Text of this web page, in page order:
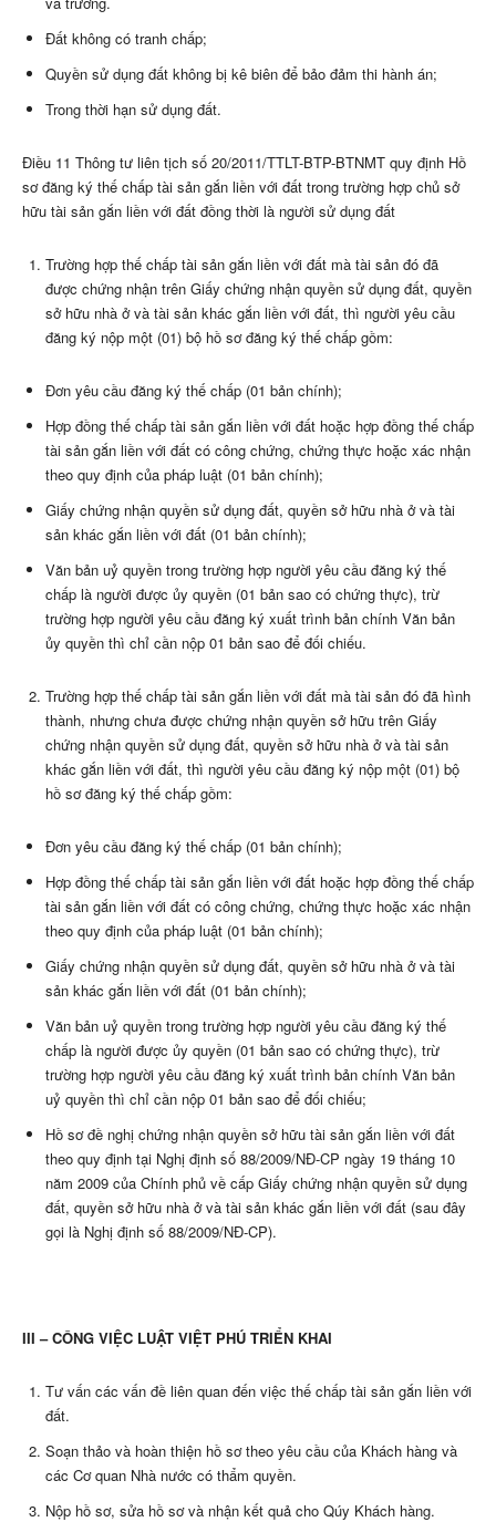
Đất không có tranh chấp;
Quyền sử dụng đất không bị kê biên để bảo đảm thi hành án;
Trong thời hạn sử dụng đất.
Điều 11 Thông tư liên tịch số 20/2011/TTLT-BTP-BTNMT quy định Hồ
sơ đăng ký thế chấp tài sản gắn liền với đất trong trường hợp chủ sở
hữu tài sản gắn liền với đất đồng thời là người sử dụng đất
Trường hợp thế chấp tài sản gắn liền với đất mà tài sản đó đã
được chứng nhận trên Giấy chứng nhận quyền sử dụng đất, quyền
sở hữu nhà ở và tài sản khác gắn liền với đất, thì người yêu cầu
đăng ký nộp một (01) bộ hồ sơ đăng ký thế chấp gồm:
Đơn yêu cầu đăng ký thế chấp (01 bản chính);
Hợp đồng thế chấp tài sản gắn liền với đất hoặc hợp đồng thế chấp
tài sản gắn liền với đất có công chứng, chứng thực hoặc xác nhận
theo quy định của pháp luật (01 bản chính);
Giấy chứng nhận quyền sử dụng đất, quyền sở hữu nhà ở và tài
sản khác gắn liền với đất (01 bản chính);
Văn bản uỷ quyền trong trường hợp người yêu cầu đăng ký thế
chấp là người được ủy quyền (01 bản sao có chứng thực), trừ
trường hợp người yêu cầu đăng ký xuất trình bản chính Văn bản
ủy quyền thì chỉ cần nộp 01 bản sao để đối chiếu.
Trường hợp thế chấp tài sản gắn liền với đất mà tài sản đó đã hình
thành, nhưng chưa được chứng nhận quyền sở hữu trên Giấy
chứng nhận quyền sử dụng đất, quyền sở hữu nhà ở và tài sản
khác gắn liền với đất, thì người yêu cầu đăng ký nộp một (01) bộ
hồ sơ đăng ký thế chấp gồm:
Đơn yêu cầu đăng ký thế chấp (01 bản chính);
Hợp đồng thế chấp tài sản gắn liền với đất hoặc hợp đồng thế chấp
tài sản gắn liền với đất có công chứng, chứng thực hoặc xác nhận
theo quy định của pháp luật (01 bản chính);
Giấy chứng nhận quyền sử dụng đất, quyền sở hữu nhà ở và tài
sản khác gắn liền với đất (01 bản chính);
Văn bản uỷ quyền trong trường hợp người yêu cầu đăng ký thế
chấp là người được ủy quyền (01 bản sao có chứng thực), trừ
trường hợp người yêu cầu đăng ký xuất trình bản chính Văn bản
uỷ quyền thì chỉ cần nộp 01 bản sao để đối chiếu;
Hồ sơ đề nghị chứng nhận quyền sở hữu tài sản gắn liền với đất
theo quy định tại Nghị định số 88/2009/NĐ-CP ngày 19 tháng 10
năm 2009 của Chính phủ về cấp Giấy chứng nhận quyền sử dụng
đất, quyền sở hữu nhà ở và tài sản khác gắn liền với đất (sau đây
gọi là Nghị định số 88/2009/NĐ-CP).
III – CÔNG VIỆC LUẬT VIỆT PHÚ TRIỂN KHAI
Tư vấn các vấn đề liên quan đến việc thế chấp tài sản gắn liền với
đất.
Soạn thảo và hoàn thiện hồ sơ theo yêu cầu của Khách hàng và
các Cơ quan Nhà nước có thẩm quyền.
Nộp hồ sơ, sửa hồ sơ và nhận kết quả cho Qúy Khách hàng.